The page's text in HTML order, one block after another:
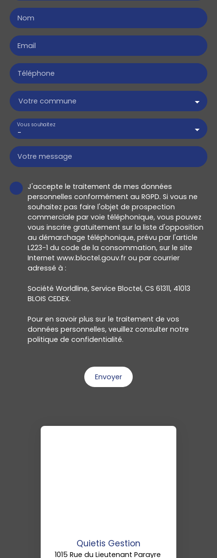
Nom
Email
Téléphone
Votre commune
-
Vous souhaitez
Votre message
J'accepte le traitement de mes données
personnelles conformément au RGPD. Si vous ne
souhaitez pas faire l'objet de prospection
commerciale par voie téléphonique, vous pouvez
vous inscrire gratuitement sur la liste d'opposition
au démarchage téléphonique, prévu par l'article
L223-1 du code de la consommation, sur le site
Internet www.bloctel.gouv.fr ou par courrier
adressé à :
Société Worldline, Service Bloctel, CS 61311, 41013
BLOIS CEDEX.
Pour en savoir plus sur le traitement de vos
données personnelles, veuillez consulter notre
politique de confidentialité.
Envoyer
Quietis Gestion
1015 Rue du Lieutenant Parayre